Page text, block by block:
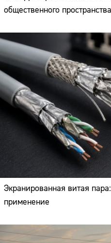
общественного пространства
Экранированная витая
применение